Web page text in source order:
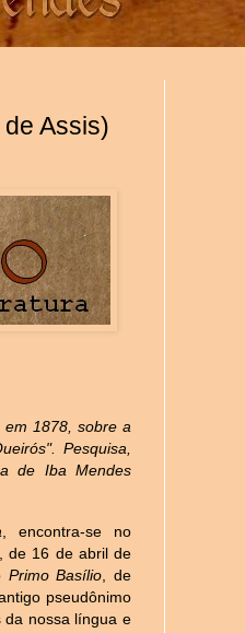
Assis)
em 1878, sobre a
Pesquisa,
de Iba Mendes
, encontra-se no
de 16 de abril de
Primo Basílio , de
pseudônimo
da nossa língua e